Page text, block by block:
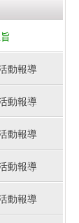
動報導
動報導
動報導
動報導
動報導